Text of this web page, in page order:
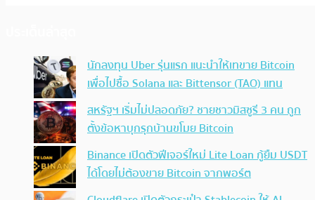
นักลงทุน Uber รุ่นแรก แนะนำให้เทขาย Bitcoin
เพื่อไปซื้อ Solana และ Bittensor (TAO) แทน
สหรัฐฯ เริ่มไม่ปลอดภัย? ชายชาวมิสซูรี 3 คน ถูก
ตั้งข้อหาบุกรุกบ้านขโมย Bitcoin
Binance เปิดตัวฟีเจอร์ใหม่ Lite Loan กู้ยืม USDT
ได้โดยไม่ต้องขาย Bitcoin จากพอร์ต